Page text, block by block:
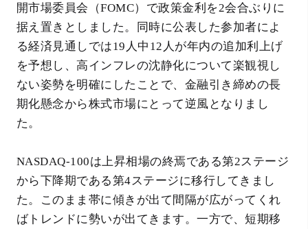
開市場委員会（FOMC）で政策金利を2会合ぶりに
据え置きとしました。同時に公表した参加者によ
る経済見通しでは19人中12人が年内の追加利上げ
を予想し、高インフレの沈静化について楽観視し
ない姿勢を明確にしたことで、金融引き締めの長
期化懸念から株式市場にとって逆風となりまし
た。
NASDAQ-100は上昇相場の終焉である第2ステージ
から下降期である第4ステージに移行してきまし
た。このまま帯に傾きが出て間隔が広がってくれ
ばトレンドに勢いが出てきます。一方で、短期移